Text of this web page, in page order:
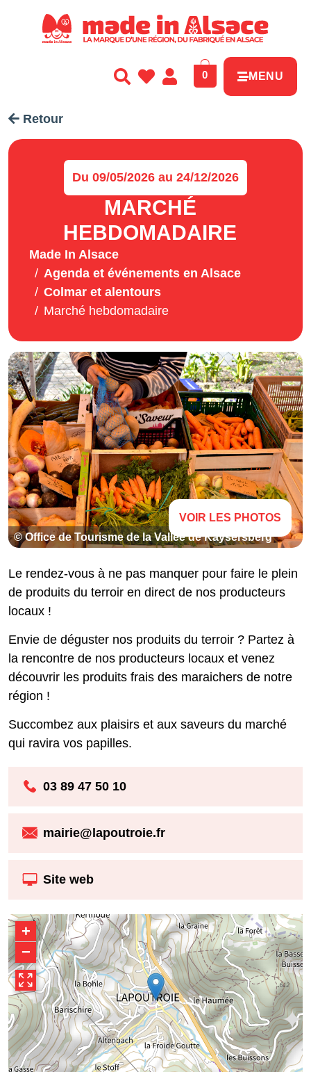
0 MENU
Retour
Du 09/05/2026 au 24/12/2026
MARCHÉ
HEBDOMADAIRE
Made In Alsace
Agenda et événements en Alsace
Colmar et alentours
Marché hebdomadaire
© Office de Tourisme de la Vallée de Kaysersberg
VOIR LES PHOTOS
Le rendez-vous à ne pas manquer pour faire le plein
de produits du terroir en direct de nos producteurs
locaux !
Envie de déguster nos produits du terroir ? Partez à
la rencontre de nos producteurs locaux et venez
découvrir les produits frais des maraichers de notre
région !
Succombez aux plaisirs et aux saveurs du marché
qui ravira vos papilles.
03 89 47 50 10
mairie@lapoutroie.fr
Site web
+
−